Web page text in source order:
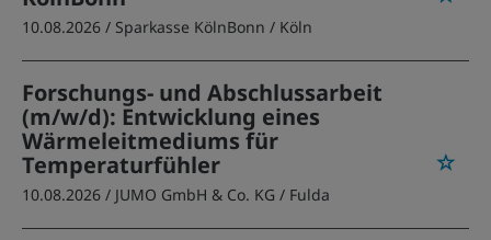
10.08.2026 / Sparkasse KölnBonn / Köln
Forschungs- und Abschlussarbeit
(m/w/d): Entwicklung eines
Wärmeleitmediums für
Temperaturfühler
10.08.2026 / JUMO GmbH & Co. KG / Fulda